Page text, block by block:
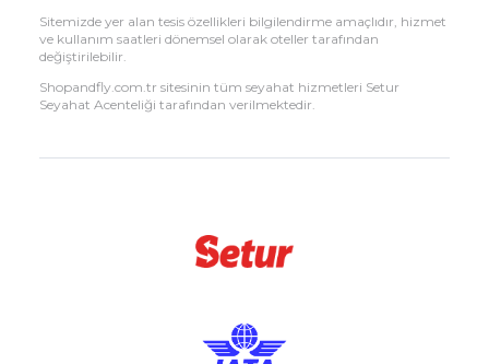
Sitemizde yer alan tesis özellikleri bilgilendirme amaçlıdır, hizmet
ve kullanım saatleri dönemsel olarak oteller tarafından
değiştirilebilir.
Shopandfly.com.tr sitesinin tüm seyahat hizmetleri Setur
Seyahat Acenteliği tarafından verilmektedir.